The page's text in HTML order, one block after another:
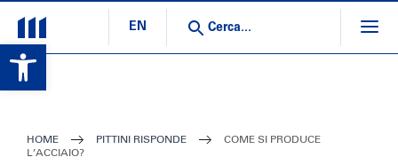
Open toolbar
EN
HOME PITTINI RISPONDE
COME SI PRODUCE
L’ACCIAIO?